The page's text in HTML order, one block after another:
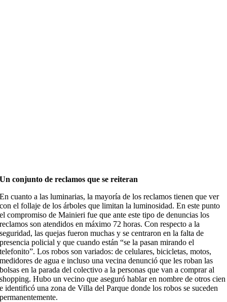
Un conjunto de reclamos que se reiteran
En cuanto a las luminarias, la mayoría de los reclamos tienen que ver
con el follaje de los árboles que limitan la luminosidad. En este punto
el compromiso de Mainieri fue que ante este tipo de denuncias los
reclamos son atendidos en máximo 72 horas. Con respecto a la
seguridad, las quejas fueron muchas y se centraron en la falta de
presencia policial y que cuando están “se la pasan mirando el
telefonito”. Los robos son variados: de celulares, bicicletas, motos,
medidores de agua e incluso una vecina denunció que les roban las
bolsas en la parada del colectivo a la personas que van a comprar al
shopping. Hubo un vecino que aseguró hablar en nombre de otros cien
e identificó una zona de Villa del Parque donde los robos se suceden
permanentemente.